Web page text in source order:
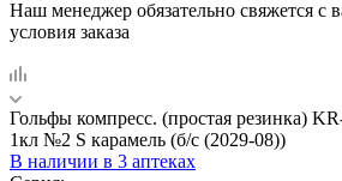
Наш менеджер обязательно свяжется с
условия заказа
Гольфы компресс. (простая резинка)
1кл №2 S карамель (б/с (2029-08))
В наличии в 3 аптеках